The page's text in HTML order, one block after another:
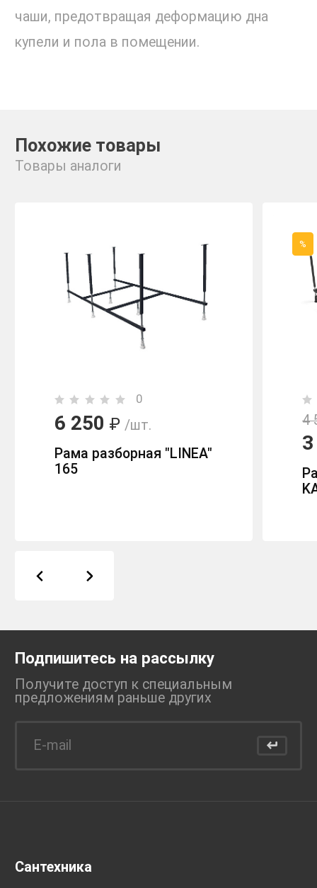
чаши, предотвращая деформацию дна
купели и пола в помещении.
Похожие товары
Товары аналоги
0
6 250 ₽ /шт.
Рама разборная "LINEA"
165
%
4
Подпишитесь на рассылку
Получите доступ к специальным
предложениям раньше других
Сантехника